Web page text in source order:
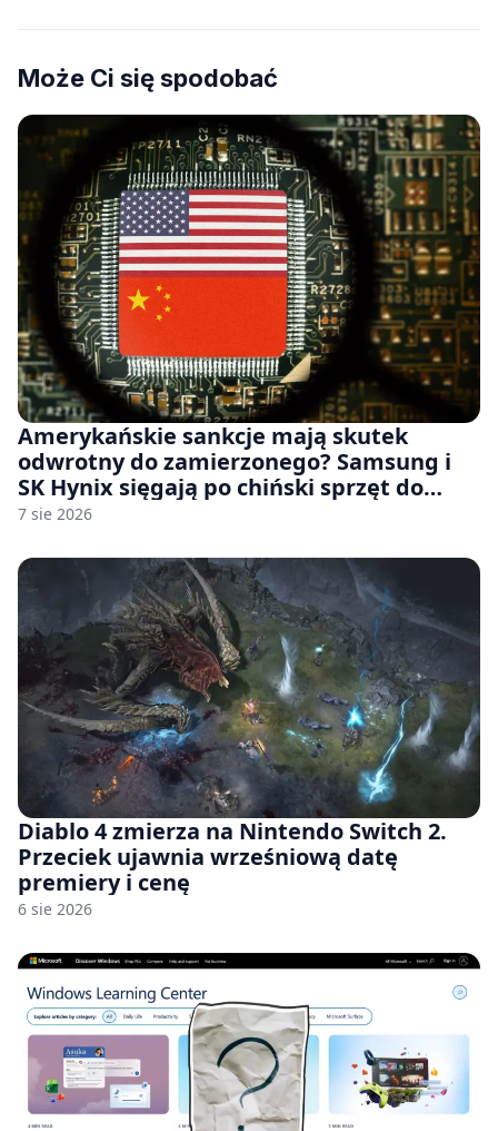
Może Ci się spodobać
Amerykańskie sankcje mają skutek
odwrotny do zamierzonego? Samsung i
SK Hynix sięgają po chiński sprzęt do
fabryk chipów
7 sie 2026
Diablo 4 zmierza na Nintendo Switch 2.
Przeciek ujawnia wrześniową datę
premiery i cenę
6 sie 2026